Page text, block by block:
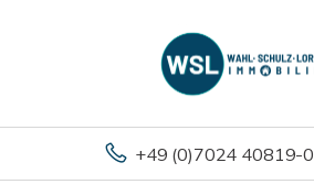
+49 (0)7024 40819-0